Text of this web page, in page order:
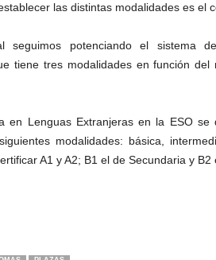
las distintas modalidades es el
seguimos potenciando el sistema
tiene tres modalidades en función
en Lenguas Extranjeras en la ESO se
modalidades: básica,
A1 y A2; B1 el de Secundaria y B2